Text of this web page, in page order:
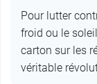
Pour lutter
froid ou le
carton sur les
véritable